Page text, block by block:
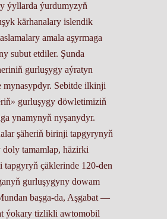
ýyllarda ýurdumyzyň
kärhanalary islendik
amala aşyrmaga
subut etdiler. Şunda
gurluşygy aýratyn
mynasypdyr. Sebitde ilkinji
gurluşygy döwletimiziň
ynamynyň nyşanydyr.
şäheriň birinji tapgyrynyň
tamamlap, häzirki
tapgyryň çäklerinde 120-den
gurluşygyny dowam
başga-da, Aşgabat —
ýokary tizlikli awtomobil